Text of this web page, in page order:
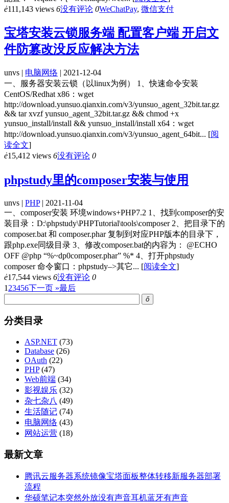
ė111,143 views 6没有评论 0WeChatPay, 微信支付
宝塔安装云锁服务端 配置客户端 开启文
件防篡改没反应解决方法
unvs | 电脑网络 | 2021-12-04
一、服务器安装云锁（以linux为例） 1、快速命令安装
CentOS/Redhat x86：wget
http://download.yunsuo.qianxin.com/v3/yunsuo_agent_32bit.tar.gz
&& tar xvzf yunsuo_agent_32bit.tar.gz && chmod +x
yunsuo_install/install && yunsuo_install/install x64：wget
http://download.yunsuo.qianxin.com/v3/yunsuo_agent_64bit... [阅
读全文]
ė15,412 views 6没有评论 0
phpstudy里的composer安装与使用
unvs | PHP| 2021-11-04
一、composer安装 环境windows+PHP7.2 1、找到composer的安
装目录：D:\phpstudy\PHPTutorial\tools\composer 2、把目录下的
composer.bat 和 composer.phar 复制到对应PHP版本的目录下，
跟php.exe同级目录 3、修改composer.bat的内容为： @ECHO
OFF @php “%~dp0composer.phar” %* 4、打开phpstudy
composer 命令窗口：phpstudy–>其它... [阅读全文]
ė17,544 views 6没有评论 0
1 23456下一页 »最后
ő
分类目录
ASP.NET (73)
Database (26)
OAuth (22)
PHP(47)
Web前端 (34)
影视娱乐 (32)
杂七杂八 (49)
生活随记 (74)
电脑网络 (43)
网站运营 (18)
最新文章
腾讯云服务器系统镜像宝塔面板整体转移新服务器部署
流程
华硕笔记本突然外放没有声音耳机蓝牙有声音